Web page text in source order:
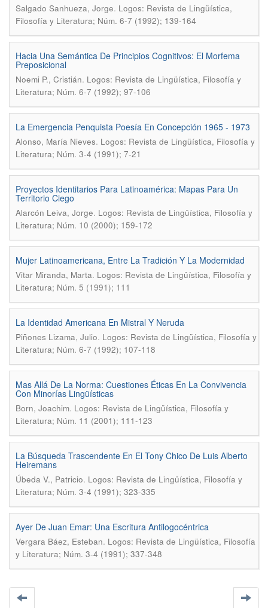
Salgado Sanhueza, Jorge. Logos: Revista de Lingüística,
Filosofía y Literatura; Núm. 6-7 (1992); 139-164
Hacia Una Semántica De Principios Cognitivos: El Morfema
Preposicional
Noemi P., Cristián. Logos: Revista de Lingüística, Filosofía y
Literatura; Núm. 6-7 (1992); 97-106
La Emergencia Penquista Poesía En Concepción 1965 - 1973
Alonso, María Nieves. Logos: Revista de Lingüística, Filosofía y
Literatura; Núm. 3-4 (1991); 7-21
Proyectos Identitarios Para Latinoamérica: Mapas Para Un
Territorio Ciego
Alarcón Leiva, Jorge. Logos: Revista de Lingüística, Filosofía y
Literatura; Núm. 10 (2000); 159-172
Mujer Latinoamericana, Entre La Tradición Y La Modernidad
Vitar Miranda, Marta. Logos: Revista de Lingüística, Filosofía y
Literatura; Núm. 5 (1991); 111
La Identidad Americana En Mistral Y Neruda
Piñones Lizama, Julio. Logos: Revista de Lingüística, Filosofía y
Literatura; Núm. 6-7 (1992); 107-118
Mas Allá De La Norma: Cuestiones Éticas En La Convivencia
Con Minorías Lingüísticas
Born, Joachim. Logos: Revista de Lingüística, Filosofía y
Literatura; Núm. 11 (2001); 111-123
La Búsqueda Trascendente En El Tony Chico De Luis Alberto
Heiremans
Úbeda V., Patricio. Logos: Revista de Lingüística, Filosofía y
Literatura; Núm. 3-4 (1991); 323-335
Ayer De Juan Emar: Una Escritura Antilogocéntrica
Vergara Báez, Esteban. Logos: Revista de Lingüística, Filosofía
y Literatura; Núm. 3-4 (1991); 337-348